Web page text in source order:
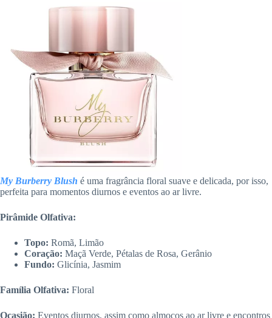
My Burberry Blush é uma fragrância floral suave e delicada, por isso,
perfeita para momentos diurnos e eventos ao ar livre.
Pirâmide Olfativa:
Topo: Romã, Limão
Coração: Maçã Verde, Pétalas de Rosa, Gerânio
Fundo: Glicínia, Jasmim
Família Olfativa: Floral
Ocasião: Eventos diurnos, assim como almoços ao ar livre e encontros